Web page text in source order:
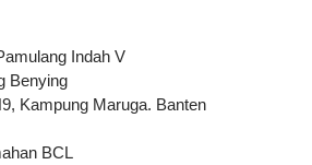
Indah V
Benying
Kampung Maruga. Banten
BCL